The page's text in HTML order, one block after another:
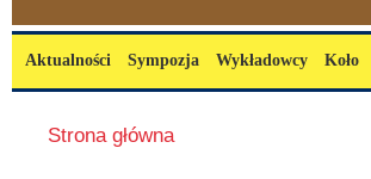
Menu główne
Aktualności Sympozja Wykładowcy Koło
Jesteś tutaj
Strona główna